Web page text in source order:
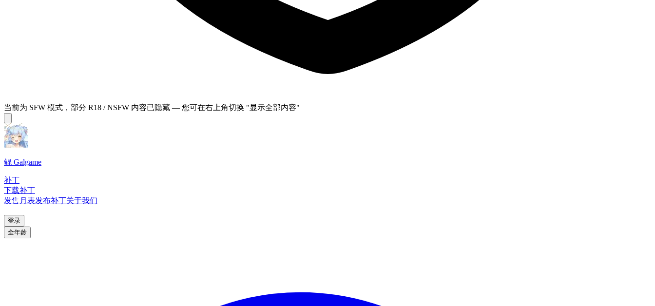
当前为 SFW 模式，部分 R18 / NSFW 内容已隐藏 — 您可在右上角切换 "显示全部内容"
鲲 Galgame
补丁
下载补丁
发售月表发布补丁关于我们
登录
全年龄